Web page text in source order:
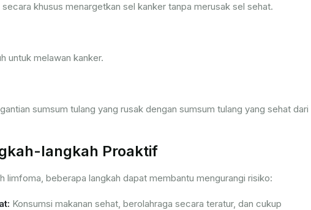
khusus menargetkan sel kanker tanpa merusak sel sehat.
untuk melawan kanker.
sumsum tulang yang rusak dengan sumsum tulang yang sehat dari
langkah Proaktif
limfoma, beberapa langkah dapat membantu mengurangi risiko:
Konsumsi makanan sehat, berolahraga secara teratur, dan cukup